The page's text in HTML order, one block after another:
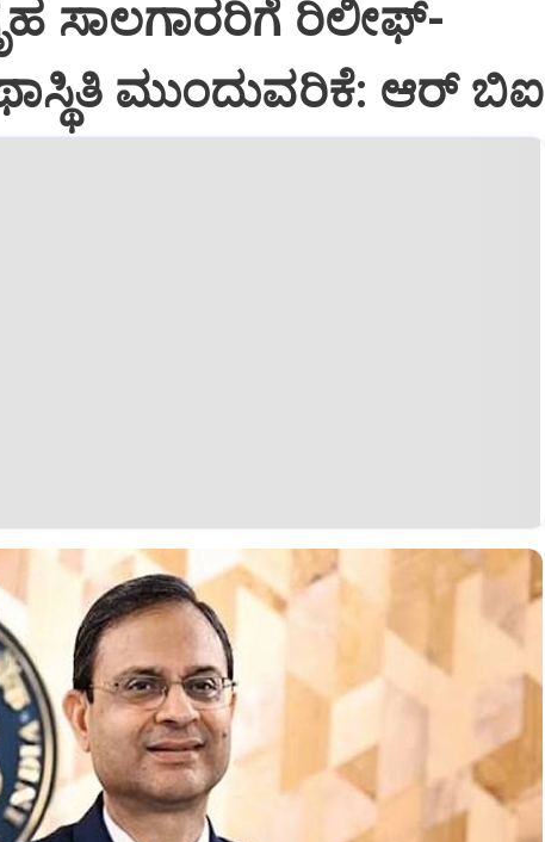
ಸಾಲಗಾರರಿಗೆ ರಿಲೀಫ್-
ಮುಂದುವರಿಕೆ: ಆರ್‌ ಬಿಐ